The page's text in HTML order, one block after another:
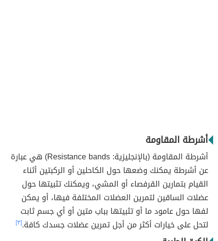
أشرطة المقاومة
أشرطة المقاومة (بالإنجليزية: Resistance bands) هي عبارة
عن أشرطة يمكنك وضعها حول الكاحلين أو الركبتين أثناء
القيام بتمارين القرفصاء أو المشي، ويمكنك تثبيتها حول
عضلات الساقين لتمرين العضلات المختلفة فيها، أو يمكن
لفها حول عامود ما أو تثبيتها بباب متين أو أي جسم ثابت
لتحل على خيارات أكثر من أجل تمرين عضلات جسدك كافة.[٣]